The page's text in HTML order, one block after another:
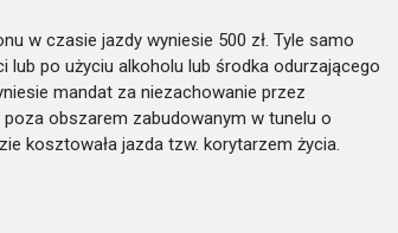
w czasie jazdy wyniesie 500 zł. Tyle samo
po użyciu alkoholu lub środka odurzającego
mandat za niezachowanie przez
obszarem zabudowanym w tunelu o
kosztowała jazda tzw. korytarzem życia.